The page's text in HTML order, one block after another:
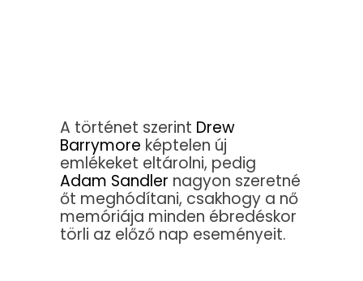
A történet szerint Drew
Barrymore képtelen új
emlékeket eltárolni, pedig
Adam Sandler nagyon szeretné
őt meghódítani, csakhogy a nő
memóriája minden ébredéskor
törli az előző nap eseményeit.